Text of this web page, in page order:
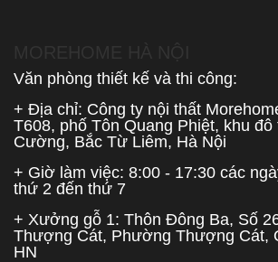
Văn phòng thiết kế và thi công:
+ Địa chỉ: Công ty nội thất
T608, phố Tôn Quang Phiệt, khu đô
Cường, Bắc Từ Liêm, Hà Nội
+ Giờ làm việc: 8:00 - 17:30 các
thứ 2 đến thứ 7
+ Xưởng gỗ 1: Thôn Đông Ba, Số
Thượng Cát, Phường Thượng Cát,
HN